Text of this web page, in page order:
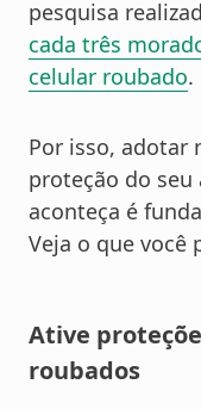
pesquisa
cada três
celular roubado.
Por isso, adotar
proteção do seu
aconteça é
Veja o que você
Ative
roubados